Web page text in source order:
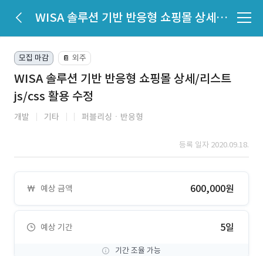
WISA 솔루션 기반 반응형 쇼핑몰 상세/리스트 js/css 활용 수정
모집 마감 📔 외주
WISA 솔루션 기반 반응형 쇼핑몰 상세/리스트
js/css 활용 수정
개발 기타 퍼블리싱ㆍ반응형
등록 일자 2020.09.18.
예상 금액 600,000원
예상 기간 5일
기간 조율 가능